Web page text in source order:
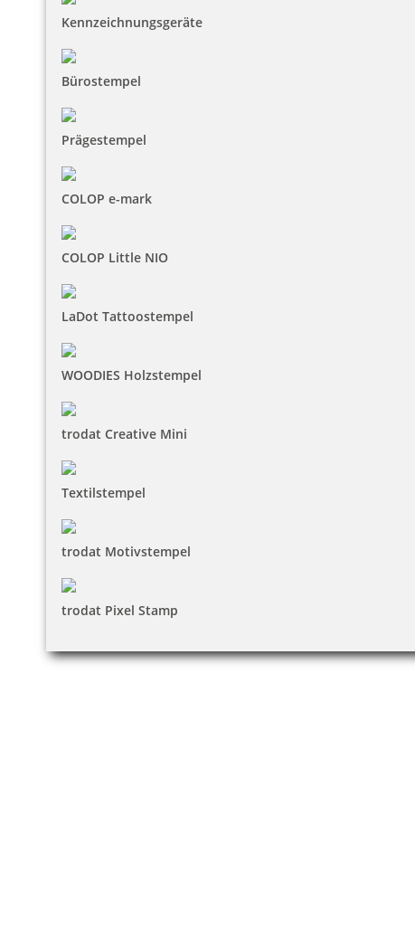
Kennzeichnungsgeräte
Bürostempel
Prägestempel
COLOP e-mark
COLOP Little NIO
LaDot Tattoostempel
WOODIES Holzstempel
trodat Creative Mini
Textilstempel
trodat Motivstempel
trodat Pixel Stamp